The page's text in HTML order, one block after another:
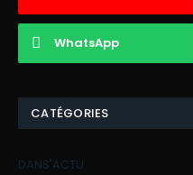
WhatsApp
CATÉGORIES
DANS'ACTU